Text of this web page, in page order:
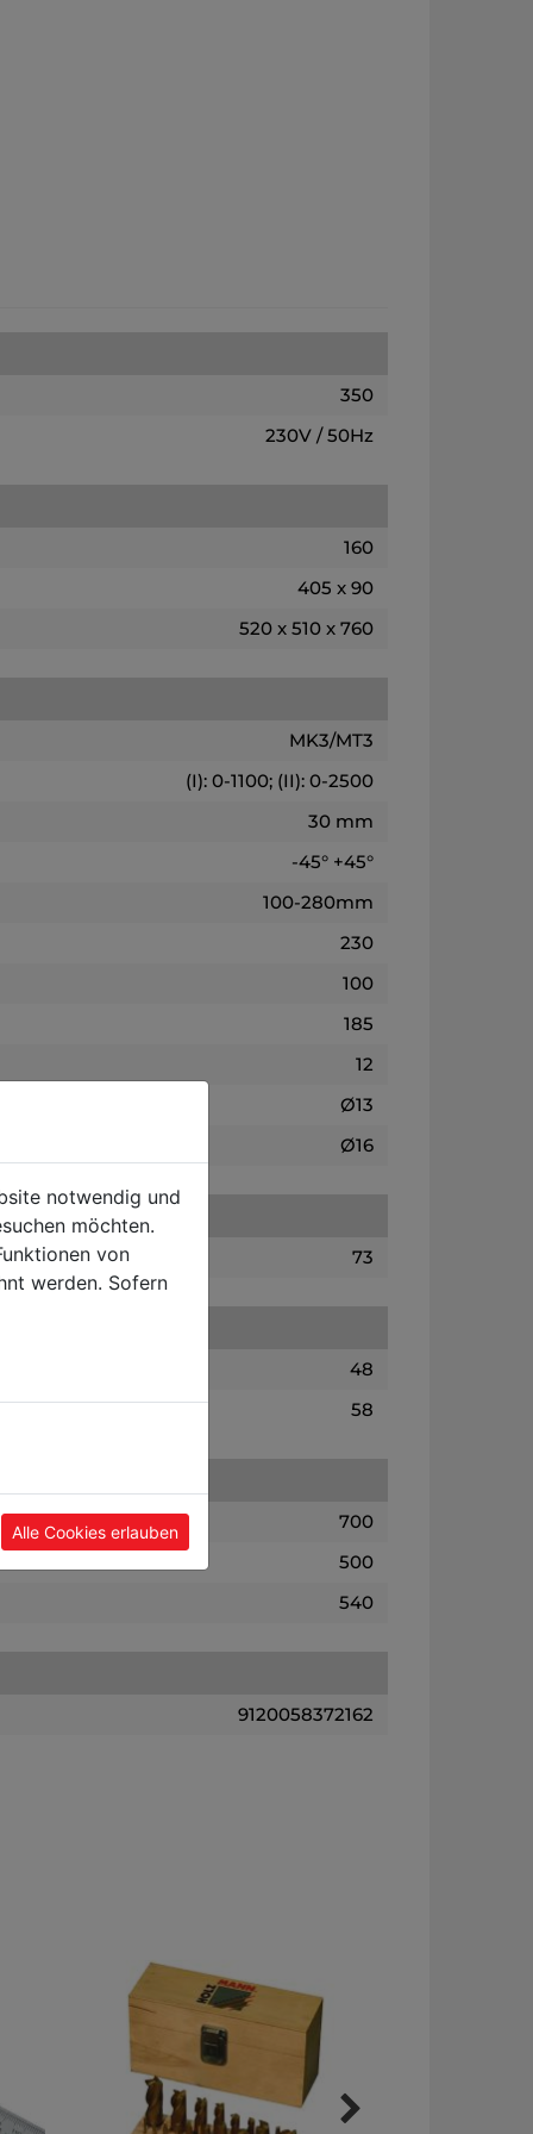
350
230V / 50Hz
160
405 x 90
520 x 510 x 760
MK3/MT3
(I): 0-1100; (II): 0-2500
30 mm
-45° +45°
100-280mm
230
100
185
12
Ø13
Ø16
73
48
58
700
500
540
9120058372162
notwendig und
möchten.
von
werden. Sofern
Alle Cookies erlauben